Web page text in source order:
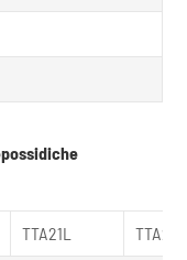
TTA21L TTA21P